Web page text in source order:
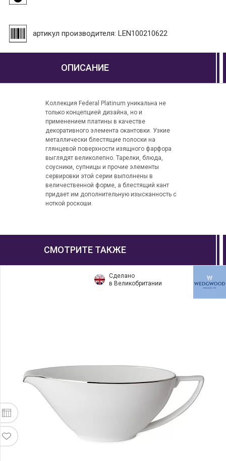
артикул производителя: LEN100210622
ОПИСАНИЕ
Коллекция Federal Platinum уникальна не
только концепцией дизайна, но и
применением платины в качестве
декоративного элемента окантовки. Узкие
металлически блестящие полоски на
глянцевой поверхности изящного фарфора
выглядят великолепно. Тарелки, блюда,
соусники, супницы и прочие элементы
сервировки этой серии выполнены в
величественной форме, а блестящий кант
придает им дополнительную изысканность с
ноткой роскоши.
СМОТРИТЕ ТАКЖЕ
Сделано
в Великобритании